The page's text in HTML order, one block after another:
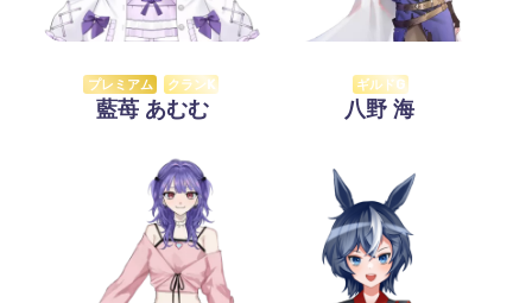
プレミアム クランK
藍苺 あむむ
ギルドG
八野 海